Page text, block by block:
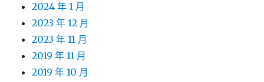
2024 年 1 月
2023 年 12 月
2023 年 11 月
2019 年 11 月
2019 年 10 月